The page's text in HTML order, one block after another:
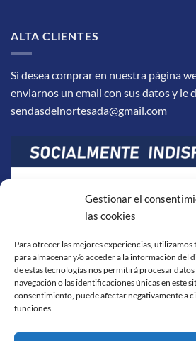
Gestionar el
las cookies
Para ofrecer las mejores experiencias,
para almacenar y/o acceder a la información del
de estas tecnologías nos permitirá procesar
navegación o las identificaciones únicas en este
consentimiento, puede afectar negativamente a
funciones.
ALTA CLIENTES
Si desea comprar en nuestra página
enviarnos un email con sus datos y le
sendasdelnortesada@gmail.com